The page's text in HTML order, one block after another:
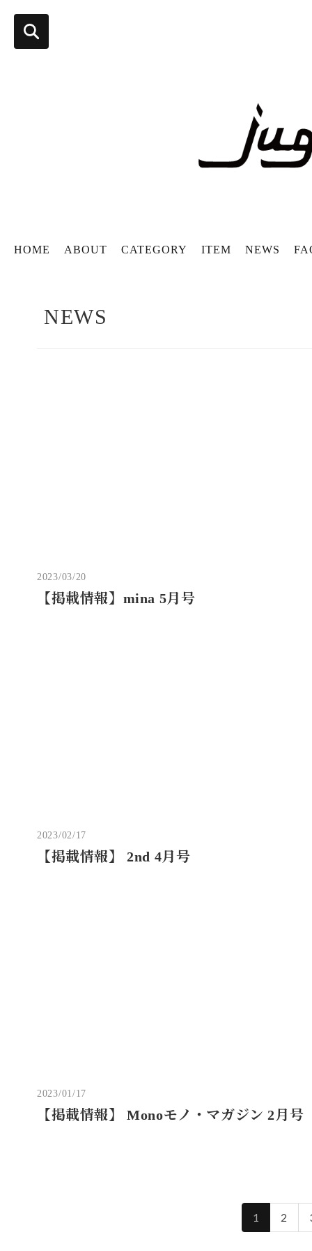
HOME ABOUT CATEGORY ITEM NEWS
NEWS
2023/03/20
【掲載情報】mina 5月号
2023/02/17
【掲載情報】 2nd 4月号
2023/01/17
【掲載情報】 Monoモノ・マガジン 2月号
1 2